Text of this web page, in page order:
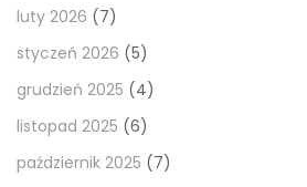
luty 2026 (7)
styczeń 2026 (5)
grudzień 2025 (4)
listopad 2025 (6)
październik 2025 (7)